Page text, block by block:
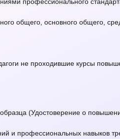
общего, основного общего,
не проходившие курсы
(Удостоверение о
и профессиональных навыков